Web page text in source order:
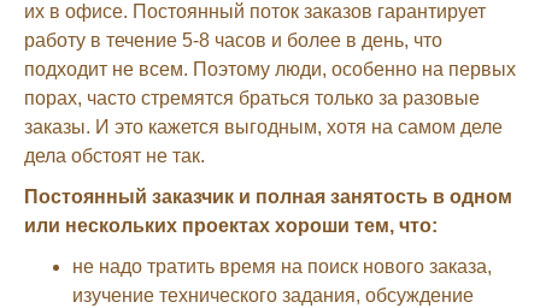
их в офисе. Постоянный поток заказов гарантирует
работу в течение 5-8 часов и более в день, что
подходит не всем. Поэтому люди, особенно на первых
порах, часто стремятся браться только за разовые
заказы. И это кажется выгодным, хотя на самом деле
дела обстоят не так.
Постоянный заказчик и полная занятость в одном
или нескольких проектах хороши тем, что:
не надо тратить время на поиск нового заказа,
изучение технического задания, обсуждение